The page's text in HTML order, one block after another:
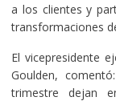
a los clientes y
transformaciones
El vicepresidente
Goulden,
trimestre dejan